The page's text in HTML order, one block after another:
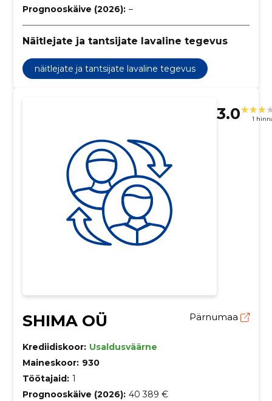
Prognooskäive (2026): –
Näitlejate ja tantsijate lavaline tegevus
näitlejate ja tantsijate lavaline tegevus
3.0 1
SHIMA OÜ Pärnumaa
Krediidiskoor: Usaldusväärne
Maineskoor: 930
Töötajaid: 1
Prognooskäive (2026): 40 389 €